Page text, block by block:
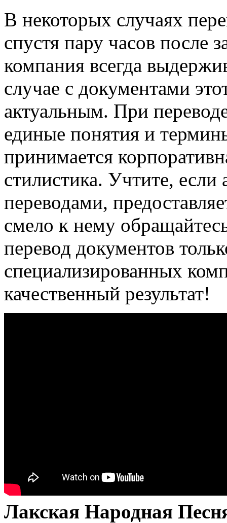
В некоторых случаях
спустя пару часов после
компания всегда
случае с документами
актуальным. При
единые понятия и
принимается
стилистика. Учтите,
переводами,
смело к нему
перевод документов
специализированных
качественный результат!
Лакская Народная